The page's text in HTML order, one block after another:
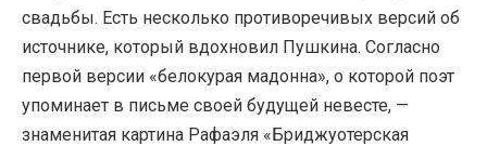
свадьбы. Есть несколько противоречивых версий об
источнике, который вдохновил Пушкина. Согласно
первой версии «белокурая мадонна», о которой поэт
упоминает в письме своей будущей невесте, —
знаменитая картина Рафаэля «Бриджуотерская